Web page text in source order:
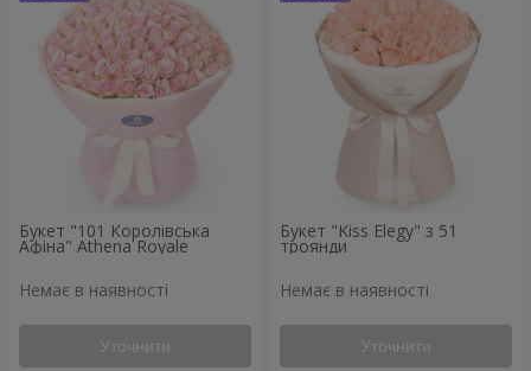
Букет "101 Королівська
Афіна" Athena Royale
Немає в наявності
Уточнити
Букет "Kiss Elegy" з 51
троянди
Немає в наявності
Уточнити